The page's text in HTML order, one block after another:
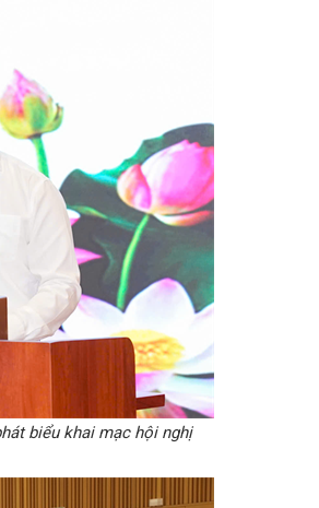
biểu khai mạc hội nghị